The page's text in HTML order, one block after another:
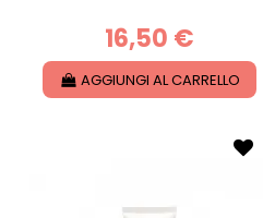
16,50 €
AGGIUNGI AL CARRELLO